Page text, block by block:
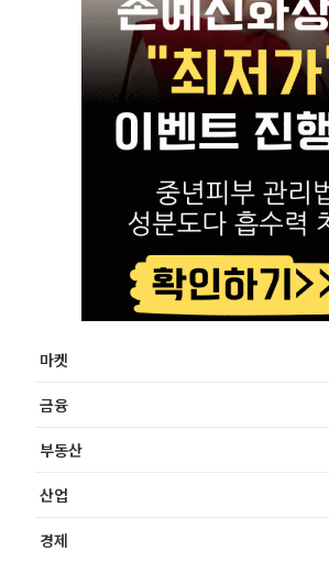
마켓
금융
부동산
산업
경제